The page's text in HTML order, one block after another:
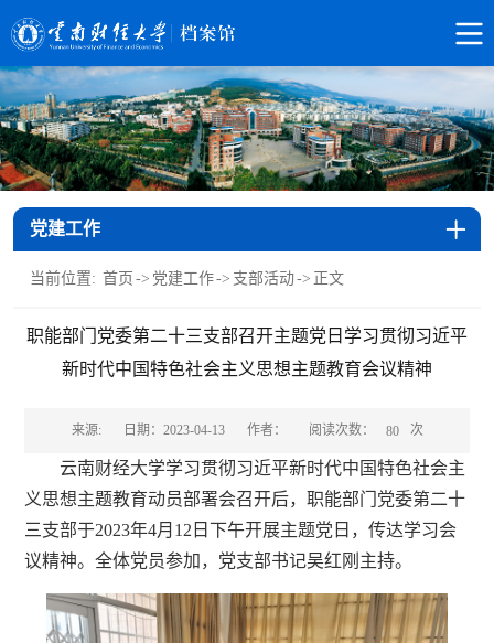
党建工作
当前位置: 首页 -> 党建工作-> 支部活动-> 正文
职能部门党委第二十三支部召开主题党日学习贯彻习近平
新时代中国特色社会主义思想主题教育会议精神
来源: 日期：2023-04-13 作者： 阅读次数： 80 次
云南财经大学学习贯彻习近平新时代中国特色社会主
义思想主题教育动员部署会召开后，职能部门党委第二十
三支部于2023年4月12日下午开展主题党日，传达学习会
议精神。全体党员参加，党支部书记吴红刚主持。